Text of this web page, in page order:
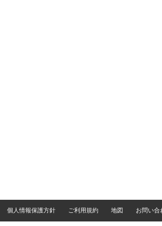
個人情報保護方針 ご利用規約 地図 お問い合